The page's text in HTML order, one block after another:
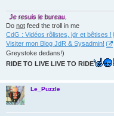
Je resuis le bureau.
Do not feed the troll in me
CdG : Vidéos rôlistes, jdr et bêtises !
Visiter mon Blog JdR & Sysadmin!
Greystoke dedans!)
RIDE TO LIVE LIVE TO RIDE
Le_Puzzle